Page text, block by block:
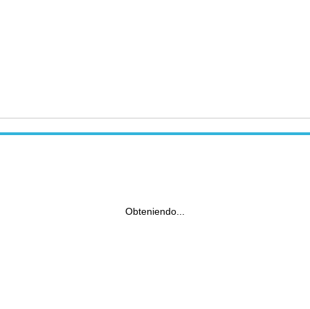
Obteniendo...